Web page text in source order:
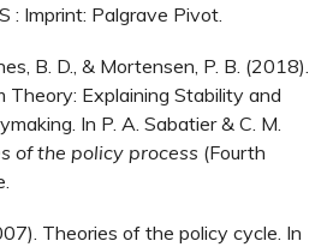
: Imprint: Palgrave Pivot.
B. D., & Mortensen, P. B. (2018).
Theory: Explaining Stability and
In P. A. Sabatier & C. M.
of the policy process (Fourth
Theories of the policy cycle. In